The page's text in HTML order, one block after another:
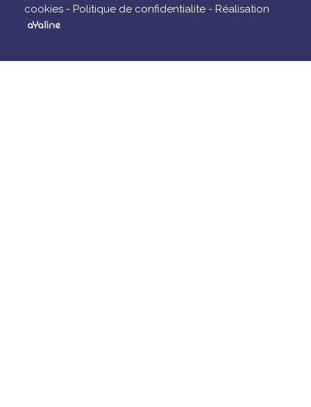
cookies - Politique de confidentialite - Réalisation